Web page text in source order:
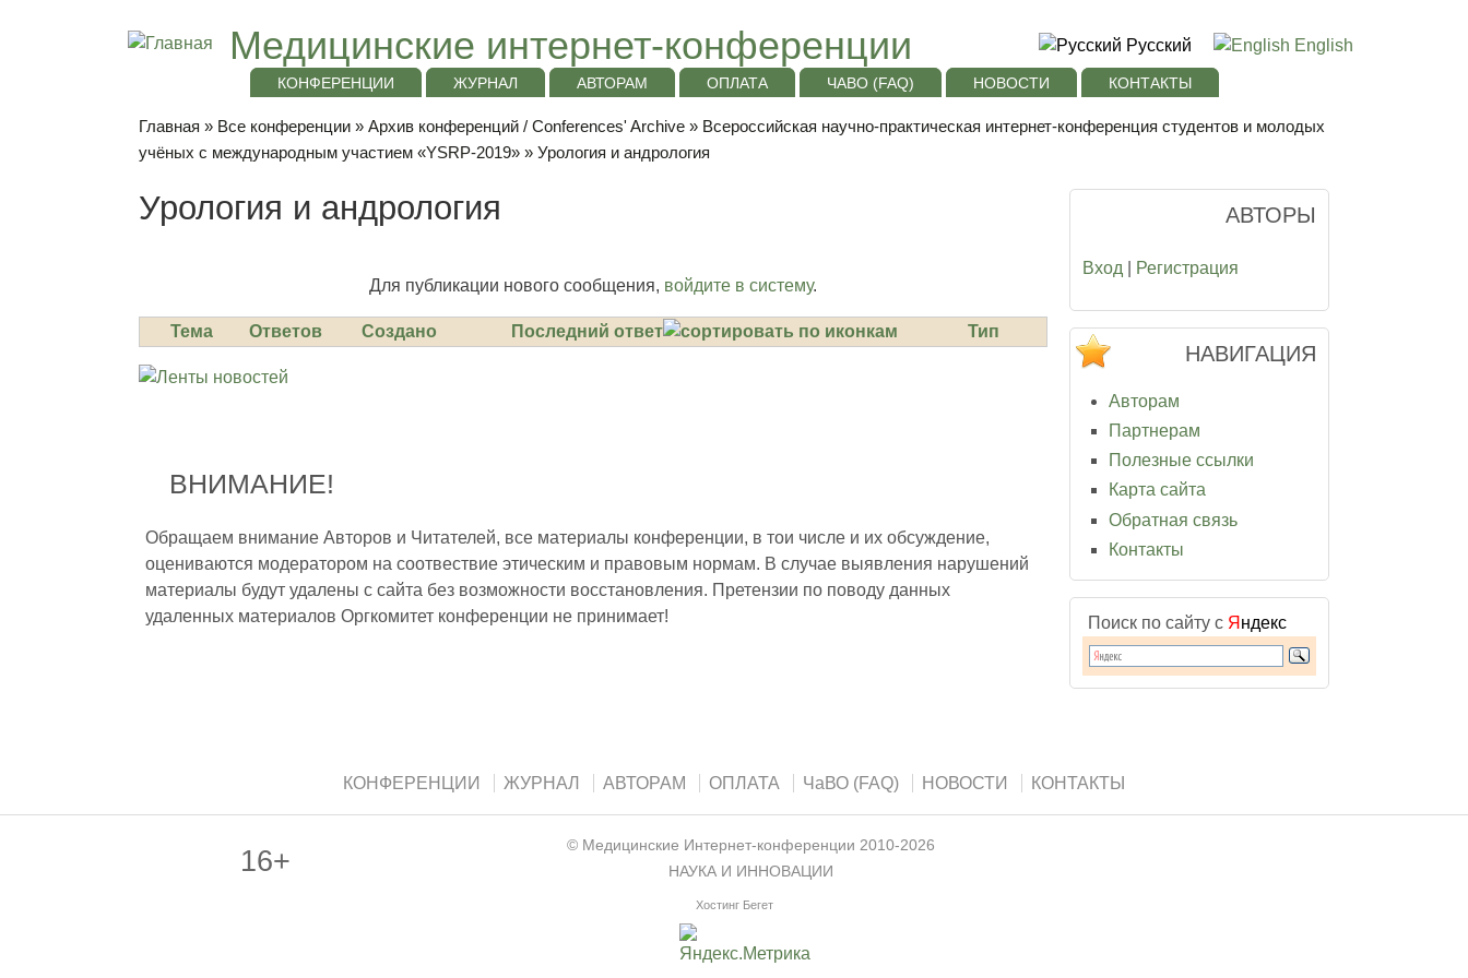
Медицинские интернет-конференции Русский English
КОНФЕРЕНЦИИ ЖУРНАЛ АВТОРАМ ОПЛАТА ЧАВО (FAQ) НОВОСТИ КОНТАКТЫ
Главная » Все конференции » Архив конференций / Conferences' Archive » Всероссийская научно-практическая интернет-конференция студентов и молодых
учёных с международным участием «YSRP-2019» » Урология и андрология
Урология и андрология
Для публикации нового сообщения, войдите в систему.
Тема Ответов Создано Последний ответ Тип
ВНИМАНИЕ!
Обращаем внимание Авторов и Читателей, все материалы конференции, в тои числе и их обсуждение,
оцениваются модератором на соотвествие этическим и правовым нормам. В случае выявления нарушений
материалы будут удалены с сайта без возможности восстановления. Претензии по поводу данных
удаленных материалов Оргкомитет конференции не принимает!
АВТОРЫ
Вход Регистрация
НАВИГАЦИЯ
Авторам
Партнерам
Полезные ссылки
Карта сайта
Обратная связь
Контакты
Поиск по сайту с Я ндекс
КОНФЕРЕНЦИИ ЖУРНАЛ АВТОРАМ ОПЛАТА ЧаВО (FAQ) НОВОСТИ КОНТАКТЫ
16+ © Медицинские Интернет-конференции 2010-2026
НАУКА И ИННОВАЦИИ
Хостинг Бегет